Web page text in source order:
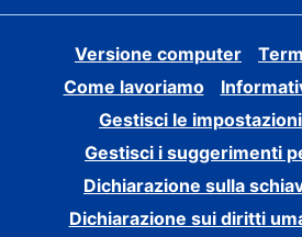
Versione computer
Come lavoriamo
Gestisci le
Gestisci i suggerimenti
Dichiarazione sulla
Dichiarazione sui diritti